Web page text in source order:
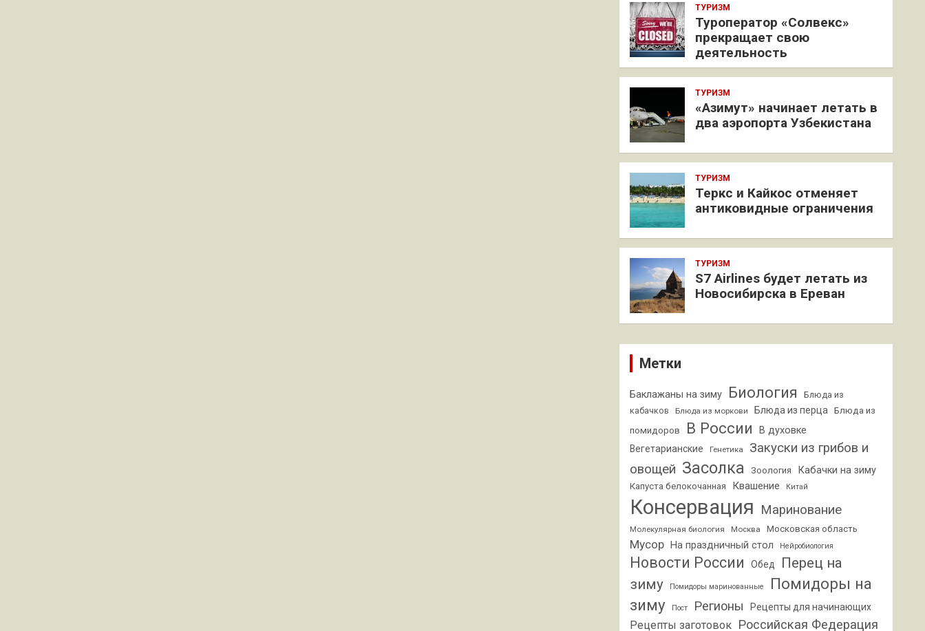
ТУРИЗМ
Туроператор «Солвекс»
прекращает свою
деятельность
ТУРИЗМ
«Азимут» начинает летать в
два аэропорта Узбекистана
ТУРИЗМ
Теркс и Кайкос отменяет
антиковидные ограничения
ТУРИЗМ
S7 Airlines будет летать из
Новосибирска в Ереван
Метки
Баклажаны на зиму Биология
Блюда из
кабачков
Блюда из моркови Блюда из перца
Блюда из
помидоров
В России В духовке
Вегетарианские Генетика
Закуски из грибов и
овощей Засолка Зоология Кабачки на зиму
Капуста белокочанная Квашение Китай
Консервация Маринование
Молекулярная биология Москва Московская область
Мусор На праздничный стол Нейробиология
Новости России Обед
Перец на
зиму
Помидоры маринованные
Помидоры на
зиму
Пост Регионы Рецепты для начинающих
Рецепты заготовок Российская Федерация